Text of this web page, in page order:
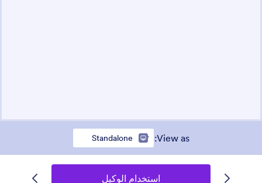
View as
:
Standalone
استخدام الوكيل